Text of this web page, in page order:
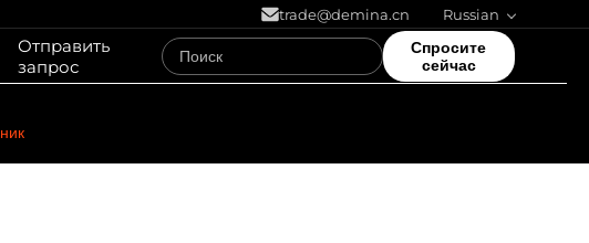
trade@demina.cn Russian
Отправить
запрос
Спросите
сейчас